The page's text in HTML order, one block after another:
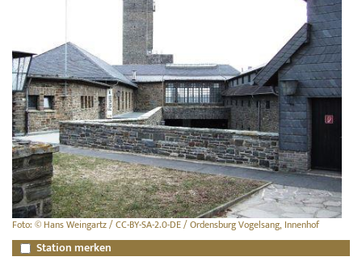
Foto: © Hans Weingartz / CC-BY-SA-2.0-DE / Ordensburg Vogelsang, Innenhof
Station merken